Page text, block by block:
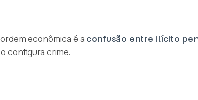
econômica é a confusão entre ilícito
configura crime.